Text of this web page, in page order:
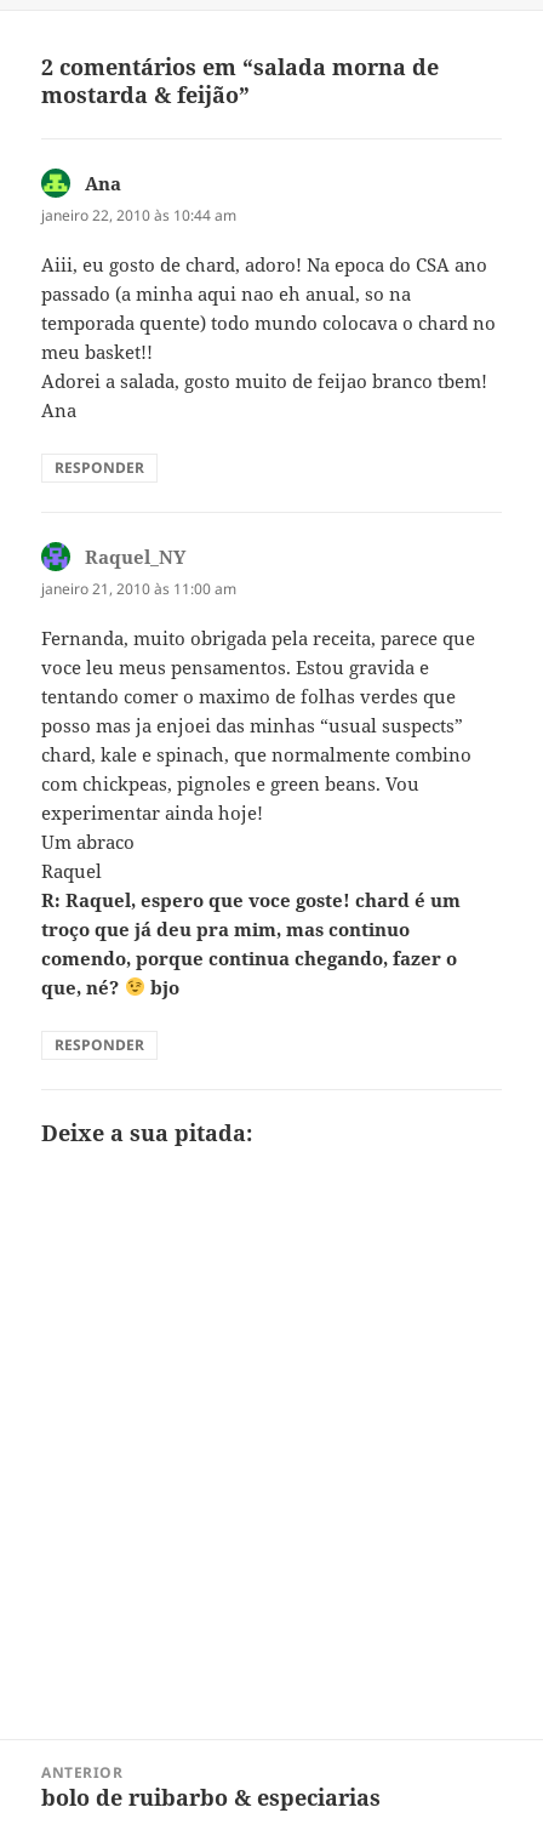
2 comentários em “salada morna de
mostarda & feijão”
Ana
janeiro 22, 2010 às 10:44 am
Aiii, eu gosto de chard, adoro! Na epoca do CSA ano
passado (a minha aqui nao eh anual, so na
temporada quente) todo mundo colocava o chard no
meu basket!!
Adorei a salada, gosto muito de feijao branco tbem!
Ana
RESPONDER
Raquel_NYdisse:
janeiro 21, 2010 às 11:00 am
Fernanda, muito obrigada pela receita, parece que
voce leu meus pensamentos. Estou gravida e
tentando comer o maximo de folhas verdes que
posso mas ja enjoei das minhas “usual suspects”
chard, kale e spinach, que normalmente combino
com chickpeas, pignoles e green beans. Vou
experimentar ainda hoje!
Um abraco
Raquel
R: Raquel, espero que voce goste! chard é um
troço que já deu pra mim, mas continuo
comendo, porque continua chegando, fazer o
que, né?
bjo
RESPONDER
Deixe a sua pitada:
ANTERIOR
Post
bolo de ruibarbo & especiarias